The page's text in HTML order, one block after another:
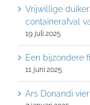
Vrijwillige
containerafval
19 juli 2025
Een bijzondere
11 juni 2025
Ars Donandi